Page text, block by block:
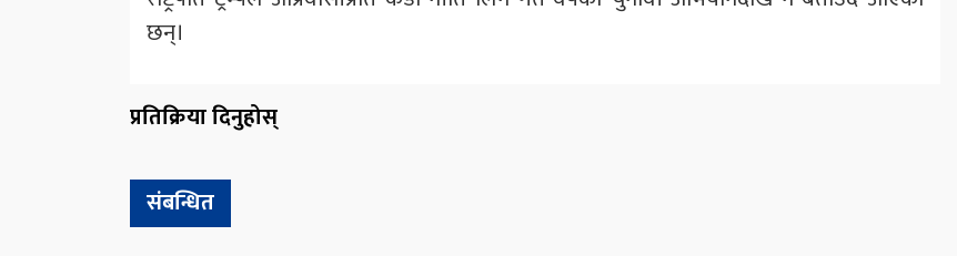
छन्।
प्रतिक्रिया दिनुहोस्
संबन्धित